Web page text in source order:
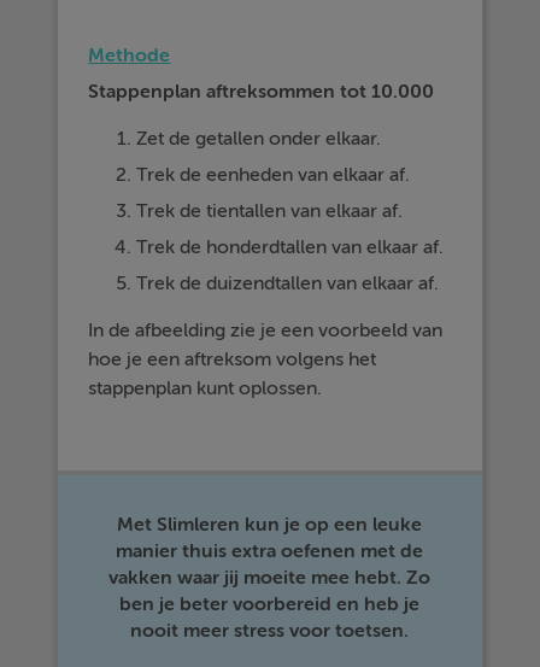
Methode
Stappenplan aftreksommen tot 10.000
Zet de getallen onder elkaar.
Trek de eenheden van elkaar af.
Trek de tientallen van elkaar af.
Trek de honderdtallen van elkaar af.
Trek de duizendtallen van elkaar af.
In de afbeelding zie je een voorbeeld van
hoe je een aftreksom volgens het
stappenplan kunt oplossen.
Met Slimleren kun je op een leuke
manier thuis extra oefenen met de
vakken waar jij moeite mee hebt. Zo
ben je beter voorbereid en heb je
nooit meer stress voor toetsen.